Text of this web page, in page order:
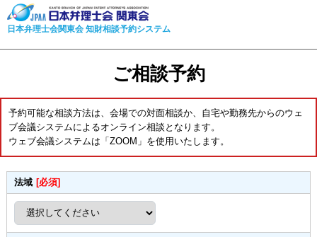
日本弁理士会関東会 知財相談予約システム
ご相談予約
予約可能な相談方法は、会場での対面相談か、自宅や勤務先からのウェ
ブ会議システムによるオンライン相談となります。
ウェブ会議システムは「ZOOM」を使用いたします。
法域 [必須]